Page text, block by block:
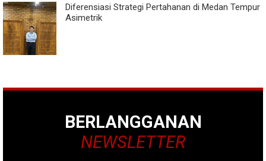
Diferensiasi Strategi Pertahanan di Medan Tempur
Asimetrik
BERLANGGANAN
NEWSLETTER